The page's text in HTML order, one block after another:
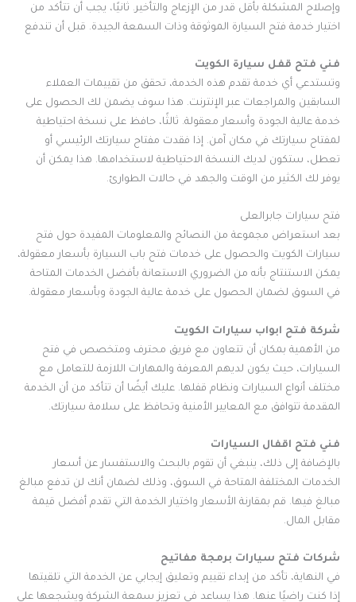
وإصلاح المشكلة بأقل قدر من الإزعاج والتأخير. ثانيًا، يجب أن تتأكد من
اختيار خدمة فتح السيارة الموثوقة وذات السمعة الجيدة. قبل أن تندفع
فني فتح قفل سيارة الكويت
وتستدعي أي خدمة تقدم هذه الخدمة، تحقق من تقييمات العملاء
السابقين والمراجعات عبر الإنترنت. هذا سوف يضمن لك الحصول على
خدمة عالية الجودة وأسعار معقولة. ثالثًا، حافظ على نسخة احتياطية
لمفتاح سيارتك في مكان آمن. إذا فقدت مفتاح سيارتك الرئيسي أو
تعطل، ستكون لديك النسخة الاحتياطية لاستخدامها. هذا يمكن أن
يوفر لك الكثير من الوقت والجهد في حالات الطوارئ.
فتح سيارات جابرالعلى
بعد استعراض مجموعة من النصائح والمعلومات المفيدة حول فتح
سيارات الكويت والحصول على خدمات فتح باب السيارة بأسعار معقولة،
يمكن الاستنتاج بأنه من الضروري الاستعانة بأفضل الخدمات المتاحة
في السوق لضمان الحصول على خدمة عالية الجودة وبأسعار معقولة.
شركة فتح ابواب سيارات الكويت
من الأهمية بمكان أن تتعاون مع فريق محترف ومتخصص في فتح
السيارات، حيث يكون لديهم المعرفة والمهارات اللازمة للتعامل مع
مختلف أنواع السيارات ونظام قفلها. عليك أيضًا أن تتأكد من أن الخدمة
المقدمة تتوافق مع المعايير الأمنية وتحافظ على سلامة سيارتك.
فني فتح اقفال السيارات
بالإضافة إلى ذلك، ينبغي أن تقوم بالبحث والاستفسار عن أسعار
الخدمات المختلفة المتاحة في السوق، وذلك لضمان أنك لن تدفع مبالغ
مبالغ فيها. قم بمقارنة الأسعار واختيار الخدمة التي تقدم أفضل قيمة
مقابل المال.
شركات فتح سيارات برمجة مفاتيح
في النهاية، تأكد من إبداء تقييم وتعليق إيجابي عن الخدمة التي تلقيتها
إذا كنت راضيًا عنها. هذا يساعد في تعزيز سمعة الشركة ويشجعها على